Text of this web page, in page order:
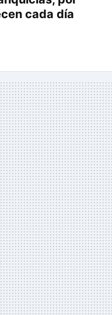
cada día